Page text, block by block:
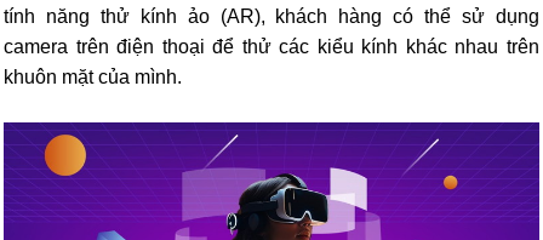
tính năng thử kính ảo (AR), khách hàng có thể sử dụng
camera trên điện thoại để thử các kiểu kính khác nhau trên
khuôn mặt của mình.